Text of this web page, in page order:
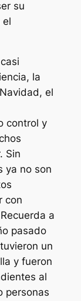
su
el
la
el
control y
Sin
ya no son
con
Recuerda a
pasado
tuvieron un
y fueron
al
personas